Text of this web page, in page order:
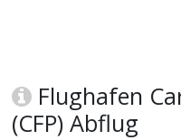
Flughafen
(CFP) Abflug